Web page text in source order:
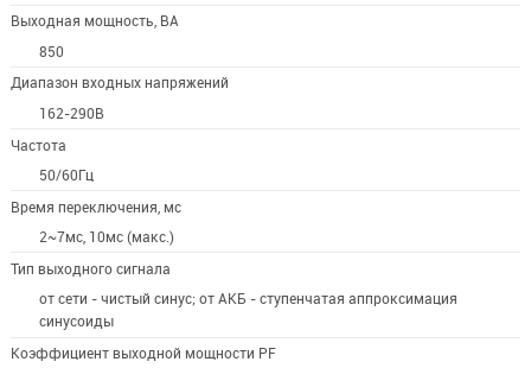
Выходная мощность, ВА
850
Диапазон входных напряжений
162-290В
Частота
50/60Гц
Время переключения, мс
2~7мс, 10мс (макс.)
Тип выходного сигнала
от сети - чистый синус; от АКБ - ступенчатая аппроксимация
синусоиды
Коэффициент выходной мощности PF